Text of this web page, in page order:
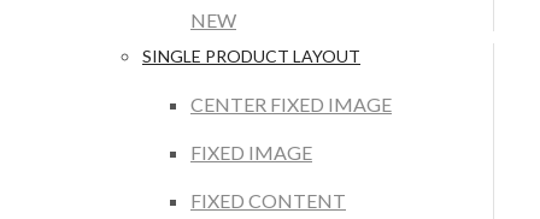
NEW
SINGLE PRODUCT LAYOUT
CENTER FIXED IMAGE
FIXED IMAGE
FIXED CONTENT